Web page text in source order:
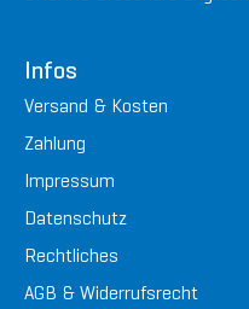
Infos
Versand & Kosten
Zahlung
Impressum
Datenschutz
Rechtliches
AGB & Widerrufsrecht